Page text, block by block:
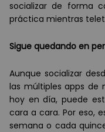
socializar de forma
práctica mientras
Sigue quedando en
Aunque socializar
las múltiples apps de
hoy en día, puede
cara a cara. Por eso,
semana o cada